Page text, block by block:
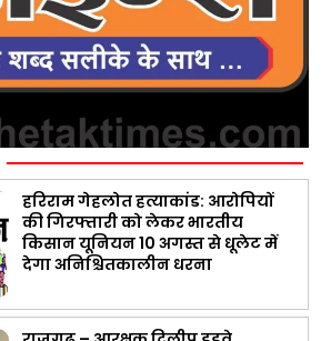
हरिराम गेहलोत हत्याकांड: आरोपियों
की गिरफ्तारी को लेकर भारतीय
किसान यूनियन 10 अगस्त से धूलेट में
देगा अनिश्चितकालीन धरना